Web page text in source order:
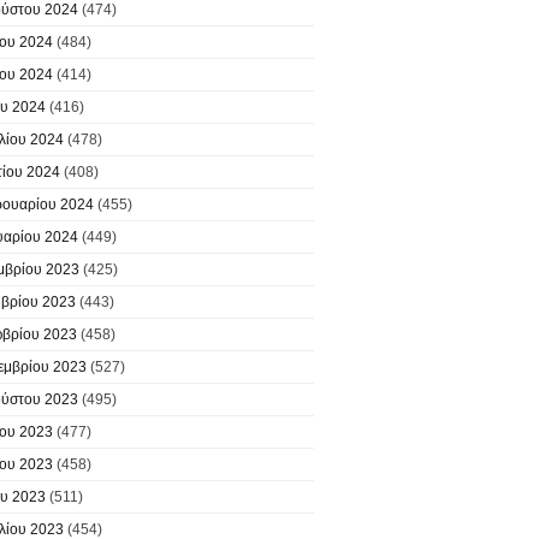
2024 (474)
2024 (484)
2024 (414)
2024 (416)
2024 (478)
2024 (408)
2024 (455)
2024 (449)
2023 (425)
2023 (443)
2023 (458)
2023 (527)
2023 (495)
2023 (477)
2023 (458)
2023 (511)
2023 (454)